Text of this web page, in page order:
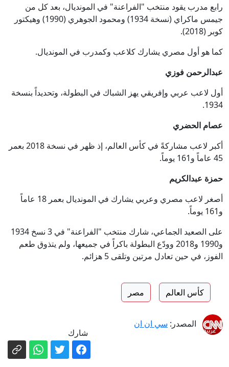
رابع مدرب يقود منتخب "الفراعنة" في المونديال، بعد كل من
جيمس ماكراي (نسخة 1934) ومحمود الجوهري (1990) وهيكتور
كوبر (2018).
كما هو أول مصري يشارك كلاعب وكمدرب في المونديال.
عبدالرحمن فوزي
أول لاعب عربي وإفريقي يهز الشباك في البطولة، وتحديداً بنسخة
1934.
عصام الحضري
أكبر لاعب مشاركةً في كأس العالم، إذ ظهر في نسخة 2018 بعمر
45 عاماً و161 يوماً.
حمزة عبدالكريم
أصغر لاعب مصري وعربي يشارك في المونديال بعمر 18 عاماً
و161 يوماً.
على الصعيد الجماعي، شارك منتخب "الفراعنة" في 3 نسخ 1934
و1990 و2018 وودّع البطولة باكراً في جميعها، ولم يتذوق طعم
الفوز، في حين تعادل مرتين وتلقى 5 هزائم.
كأس العالم مصر
المصدر: سي ان ان
شارك